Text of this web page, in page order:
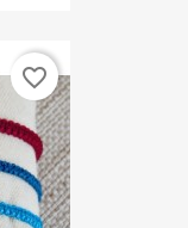
favorite_border